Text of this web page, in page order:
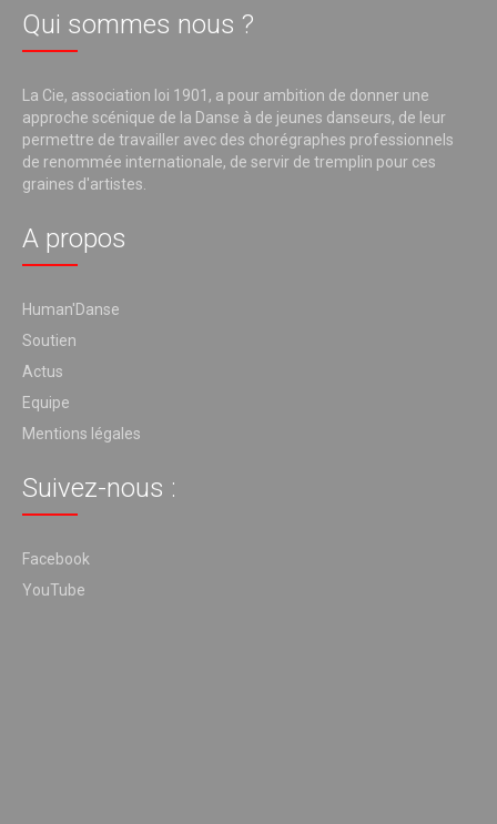
Qui sommes nous ?
La Cie, association loi 1901, a pour ambition de donner une
approche scénique de la Danse à de jeunes danseurs, de leur
permettre de travailler avec des chorégraphes professionnels
de renommée internationale, de servir de tremplin pour ces
graines d'artistes.
A propos
Human'Danse
Soutien
Actus
Equipe
Mentions légales
Suivez-nous :
Facebook
YouTube